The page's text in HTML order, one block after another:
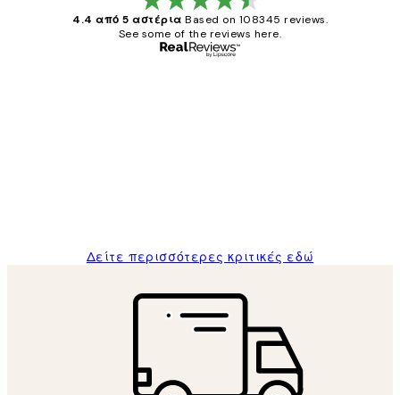
4.4 από 5 αστέρια Based on 108345 reviews.
See some of the reviews here.
Δείτε περισσότερες κριτικές εδώ